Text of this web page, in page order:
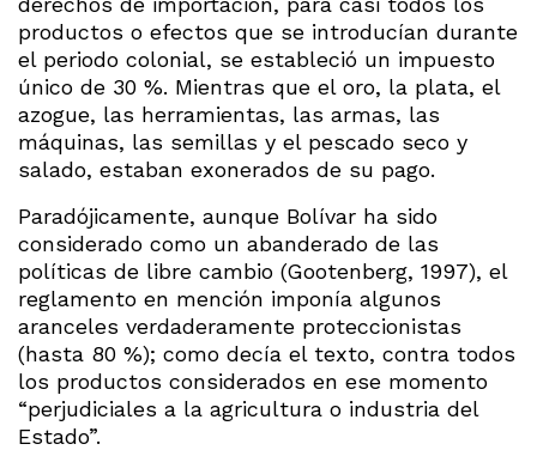
productos o efectos que se introducían durante
el periodo colonial, se estableció un impuesto
único de 30 %. Mientras que el oro, la plata, el
azogue, las herramientas, las armas, las
máquinas, las semillas y el pescado seco y
salado, estaban exonerados de su pago.
Paradójicamente, aunque Bolívar ha sido
considerado como un abanderado de las
políticas de libre cambio (Gootenberg, 1997), el
reglamento en mención imponía algunos
aranceles verdaderamente proteccionistas
(hasta 80 %); como decía el texto, contra todos
los productos considerados en ese momento
“perjudiciales a la agricultura o industria del
Estado”.